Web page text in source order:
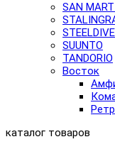
SAN
STEELDIVE
SUUNTO
TANDORIO
Восток
каталог товаров